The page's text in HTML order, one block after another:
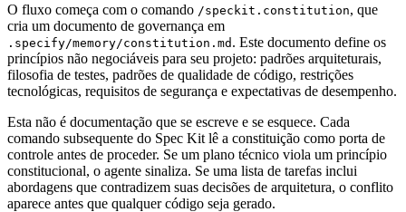
O fluxo começa com o comando /speckit.constitution, que
cria um documento de governança em
.specify/memory/constitution.md . Este documento define os
princípios não negociáveis para seu projeto: padrões arquiteturais,
filosofia de testes, padrões de qualidade de código, restrições
tecnológicas, requisitos de segurança e expectativas de desempenho.
Esta não é documentação que se escreve e se esquece. Cada
comando subsequente do Spec Kit lê a constituição como porta de
controle antes de proceder. Se um plano técnico viola um princípio
constitucional, o agente sinaliza. Se uma lista de tarefas inclui
abordagens que contradizem suas decisões de arquitetura, o conflito
aparece antes que qualquer código seja gerado.